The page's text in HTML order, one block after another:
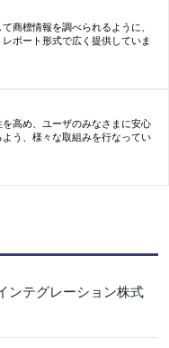
商標情報を調べられるように、
ポート形式で広く提供していま
高め、ユーザのみなさまに安心
う、様々な取組みを行なってい
ンテグレーション株式